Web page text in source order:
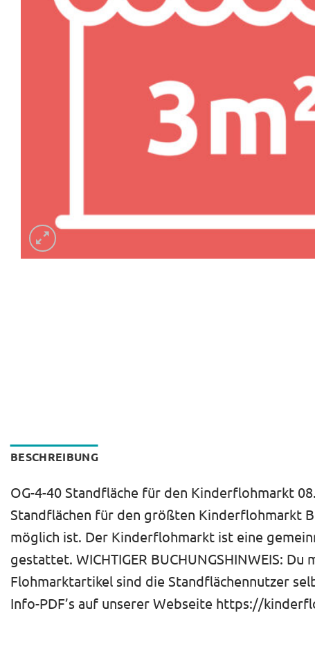
BESCHREIBUNG
OG-4-40 Standfläche für den Kinderflohmarkt
Standflächen für den größten Kinderflohmarkt
möglich ist. Der Kinderflohmarkt ist eine
gestattet. WICHTIGER BUCHUNGSHINWEIS:
Flohmarktartikel sind die Standflächennutzer
Info-PDF’s auf unserer Webseite https://